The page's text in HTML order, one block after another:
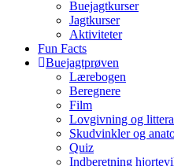
Buejagtkurser
Jagtkurser
Aktiviteter
Fun Facts
Buejagtprøven
Lærebogen
Beregnere
Film
Lovgivning og
Skudvinkler og
Quiz
Indberetning